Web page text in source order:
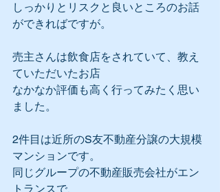
しっかりとリスクと良いところのお話
ができればですが。
売主さんは飲食店をされていて、教え
ていただいたお店
なかなか評価も高く行ってみたく思い
ました。
2件目は近所のS友不動産分譲の大規模
マンションです。
同じグループの不動産販売会社がエン
トランスで、